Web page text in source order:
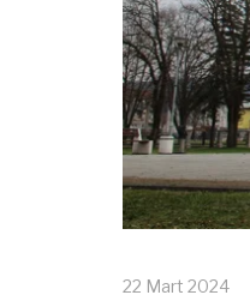
22 Mart 2024